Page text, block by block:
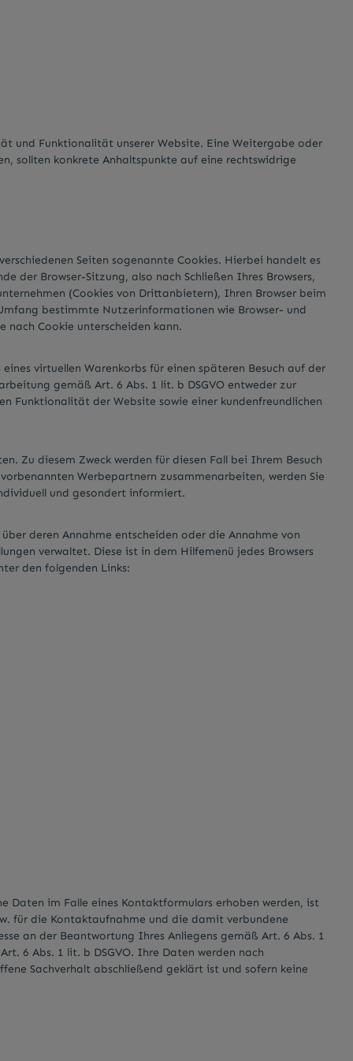
und Funktionalität unserer Website. Eine Weitergabe oder
sollten konkrete Anhaltspunkte auf eine rechtswidrige
Seiten sogenannte Cookies. Hierbei handelt es
der Browser-Sitzung, also nach Schließen Ihres Browsers,
(Cookies von Drittanbietern), Ihren Browser beim
bestimmte Nutzerinformationen wie Browser- und
nach Cookie unterscheiden kann.
virtuellen Warenkorbs für einen späteren Besuch auf der
gemäß Art. 6 Abs. 1 lit. b DSGVO entweder zur
Funktionalität der Website sowie einer kundenfreundlichen
Zu diesem Zweck werden für diesen Fall bei Ihrem Besuch
Werbepartnern zusammenarbeiten, werden Sie
und gesondert informiert.
deren Annahme entscheiden oder die Annahme von
verwaltet. Diese ist in dem Hilfemenü jedes Browsers
den folgenden Links:
Daten im Falle eines Kontaktformulars erhoben werden, ist
für die Kontaktaufnahme und die damit verbundene
an der Beantwortung Ihres Anliegens gemäß Art. 6 Abs. 1
6 Abs. 1 lit. b DSGVO. Ihre Daten werden nach
Sachverhalt abschließend geklärt ist und sofern keine